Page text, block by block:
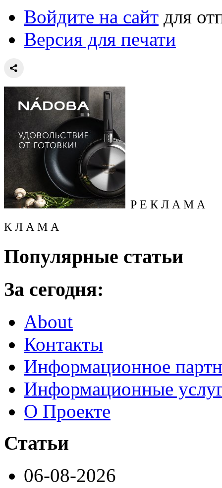
Войдите на сайт для
Версия для печати
Р Е К Л А М А
К Л А М А
Популярные статьи
За сегодня:
About
Контакты
Информационное
Информационные
О Проекте
Статьи
06-08-2026